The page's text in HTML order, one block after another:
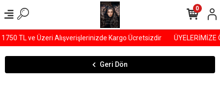
TL ve Üzeri Alışverişlerinizde Kargo Ücretsizdir ÜYELERİMİZE
0
Geri Dön